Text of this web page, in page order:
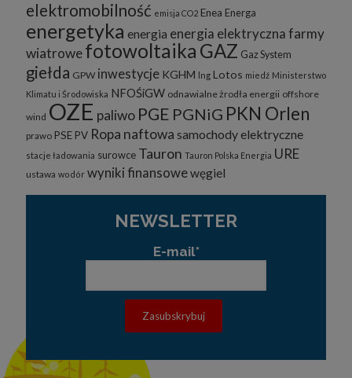
elektromobilność emisja CO2 Enea Energa
energetyka energia energia elektrycznafarmy
wiatrowefotowoltaika GAZ Gaz System
giełda GPW inwestycje KGHM lng Lotos miedź Ministerstwo
Klimatu i Środowiska NFOŚiGW odnawialne żrodła energii offshore
wind OZE paliwo PGE PGNiG PKN Orlen
prawo PSE PV Ropa naftowa samochody elektryczne
stacje ładowania surowce Tauron Tauron Polska Energia URE
ustawa wodór wyniki finansowewęgiel
NEWSLETTER
E-mail*